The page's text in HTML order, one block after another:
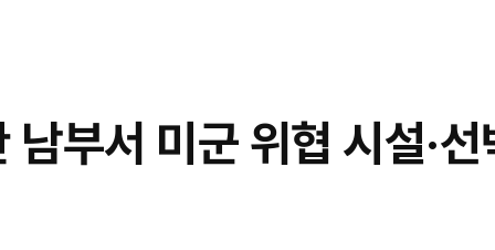
부서 미군 위협 시설·